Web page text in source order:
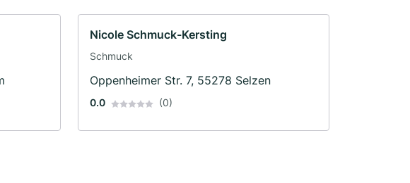
Nicole Schmuck-Kersting
Schmuck
Oppenheimer Str. 7, 55278 Selzen
0.0 (0)